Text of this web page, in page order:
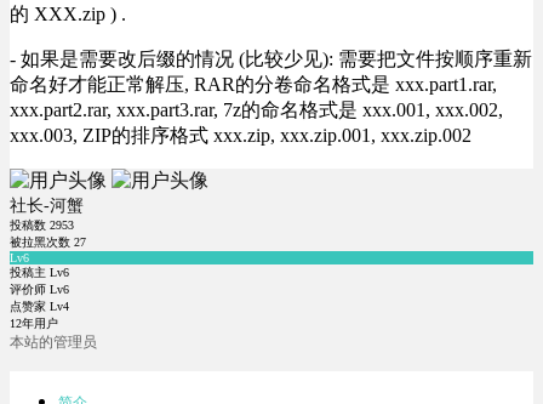
的 XXX.zip ) .
- 如果是需要改后缀的情况 (比较少见): 需要把文件按顺序重新
命名好才能正常解压, RAR的分卷命名格式是 xxx.part1.rar,
xxx.part2.rar, xxx.part3.rar, 7z的命名格式是 xxx.001, xxx.002,
xxx.003, ZIP的排序格式 xxx.zip, xxx.zip.001, xxx.zip.002
社长-河蟹
投稿数 2953
被拉黑次数 27
Lv6
投稿主 Lv6
评价师 Lv6
点赞家 Lv4
12年用户
本站的管理员